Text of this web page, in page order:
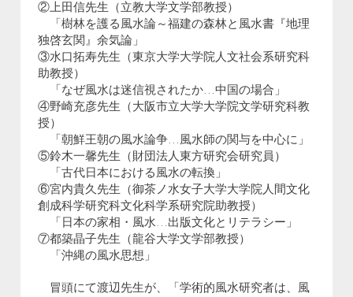
②上田信先生（立教大学文学部教授）
「樹林を護る風水論～福建の森林と風水書『地理
独啓玄関』余気論」
③水口拓寿先生（東京大学大学院人文社会系研究科
助教授）
「なぜ風水は迷信視されたか…中国の場合」
④野崎充彦先生（大阪市立大学大学院文学研究科教
授）
「朝鮮王朝の風水論争…風水師の関与を中心に」
⑤鈴木一馨先生（財団法人東方研究会研究員）
「古代日本における風水の転換」
⑥宮内貴久先生（御茶ノ水女子大学大学院人間文化
創成科学研究科文化科学系研究院助教授）
「日本の家相・風水…出版文化とリテラシー」
⑦都築晶子先生（龍谷大学文学部教授）
「沖縄の風水思想」
冒頭にて渡辺先生が、「学術的風水研究者は、風